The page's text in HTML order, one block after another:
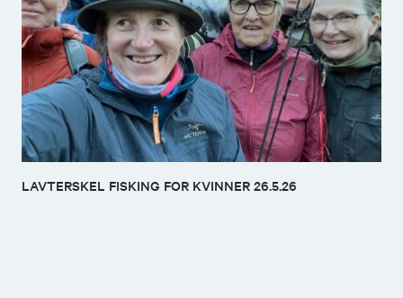
LAVTERSKEL FISKING FOR KVINNER 26.5.26